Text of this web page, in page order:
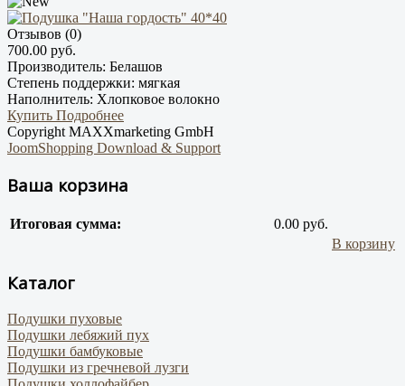
Отзывов (0)
700.00 руб.
Производитель: Белашов
Степень поддержки: мягкая
Наполнитель: Хлопковое волокно
Купить Подробнее
Copyright MAXXmarketing GmbH
JoomShopping Download & Support
Ваша корзина
Итоговая сумма:
0.00 руб.
В корзину
Каталог
Подушки пуховые
Подушки лебяжий пух
Подушки бамбуковые
Подушки из гречневой лузги